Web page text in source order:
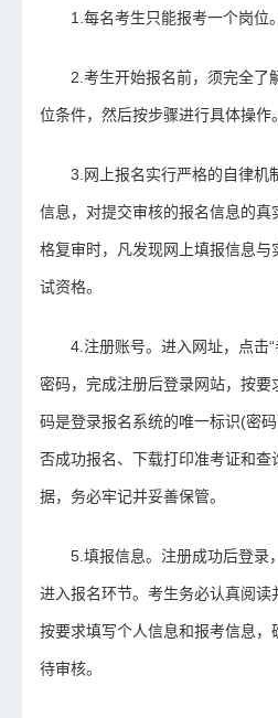
1.每名考生只能报考一个岗位。
2.考生开始报名前，须完全了
位条件，然后按步骤进行具体操作。
3.网上报名实行严格的自律机
信息，对提交审核的报名信息的真
格复审时，凡发现网上填报信息
试资格。
4.注册账号。进入网址，点击
密码，完成注册后登录网站，按
码是登录报名系统的唯一标识(密
否成功报名、下载打印准考证和查
据，务必牢记并妥善保管。
5.填报信息。注册成功后登录
进入报名环节。考生务必认真阅读
按要求填写个人信息和报考信息
待审核。